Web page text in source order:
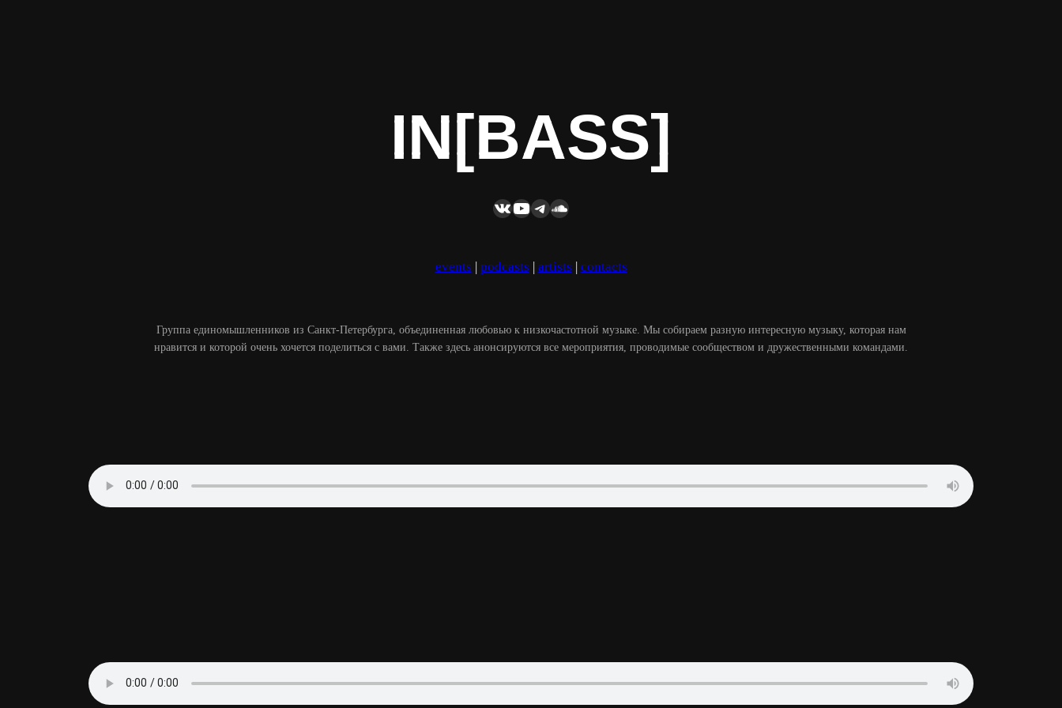
IN[BASS]
IN[BASS]
IN[BASS]
ВКонтакте
YouTube
Telegram
SoundCloud
events | podcasts | artists | contacts
Группа единомышленников из Санкт-Петербурга, объединенная любовью к низкочастотной музыке. Мы собираем разную интересную музыку, которая нам
нравится и которой очень хочется поделиться с вами. Также здесь анонсируются все мероприятия, проводимые сообществом и дружественными командами.